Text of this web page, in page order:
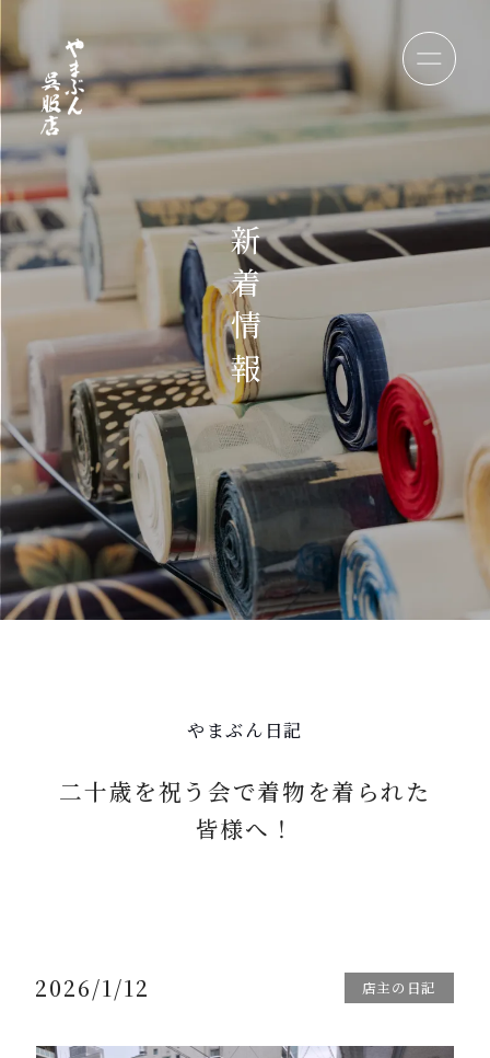
新
着
情
報
やまぶん日記
二十歳を祝う会で着物を着られた
皆様へ！
店主の日記
2026/1/12